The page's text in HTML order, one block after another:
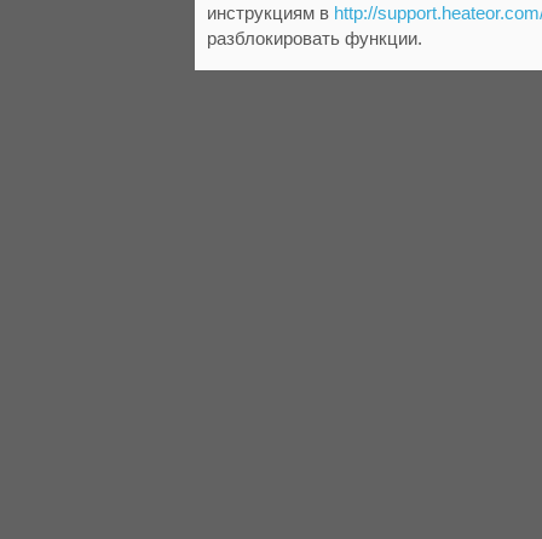
инструкциям в http://
разблокировать функции.